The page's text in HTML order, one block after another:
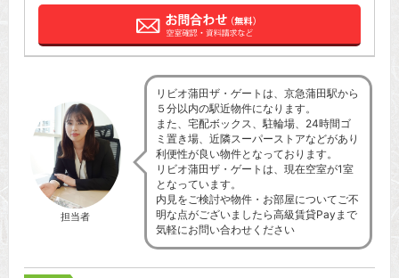
担当者
リビオ蒲田ザ・ゲートは、京急蒲田駅から
５分以内の駅近物件になります。
また、宅配ボックス、駐輪場、24時間ゴ
ミ置き場、近隣スーパーストアなどがあり
利便性が良い物件となっております。
リビオ蒲田ザ・ゲートは、現在空室が1室
となっています。
内見をご検討や物件・お部屋についてご不
明な点がございましたら高級賃貸Payまで
気軽にお問い合わせください